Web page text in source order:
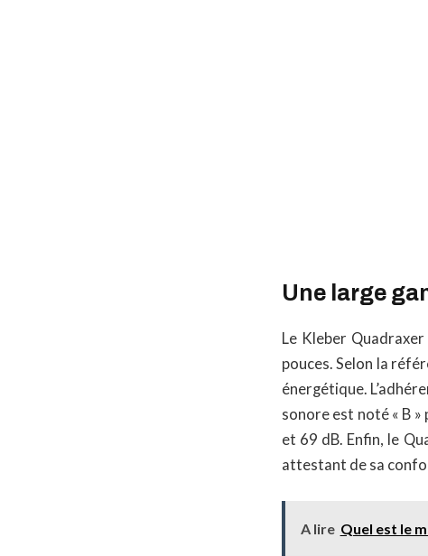
Une large
Le Kleber
pouces. Selon la
énergétique.
sonore est noté « B
et 69 dB. Enfin, le
attestant de sa
A lire Quel est le